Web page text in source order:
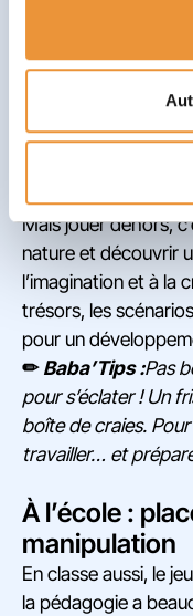
par jour à
écran… Et la
Si jouer est
l’extérieur, votre
grimper… et bouger,
compter les
Mais jouer dehors,
nature et découvrir
l’imagination et à la
trésors, les
pour un
✏Baba’Tips :Pas
pour s’éclater ! Un
boîte de craies.
travailler… et
À l’école :
manipulation
En classe aussi, le
la pédagogie a